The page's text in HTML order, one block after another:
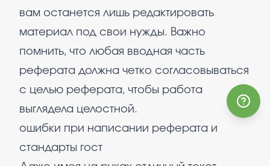
вам останется лишь редактировать
материал под свои нужды. Важно
помнить, что любая вводная часть
реферата должна четко согласовываться
с целью реферата, чтобы работа
выглядела целостной.
ошибки при написании реферата и
стандарты гост